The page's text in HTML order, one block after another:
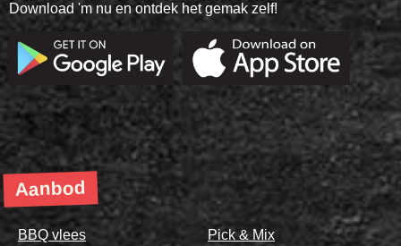
Download 'm nu en ontdek het gemak zelf!
Aanbod
BBQ vlees
Pick & Mix